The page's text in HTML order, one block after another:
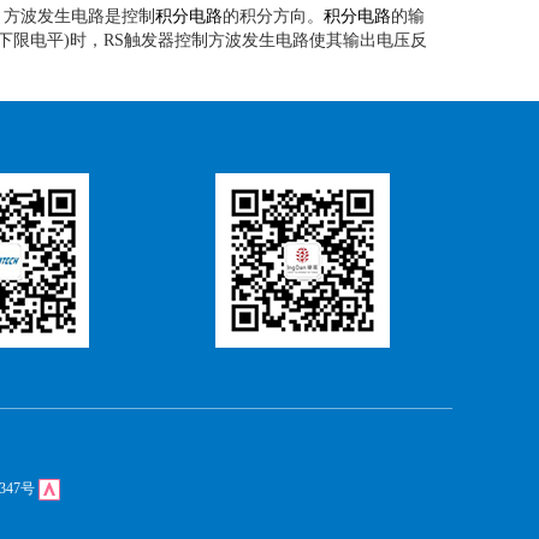
波发生电路是控制 积分电路的积分方向。 积分电路的输
限电平)时，RS触发器控制方波发生电路使其输出电压反
号